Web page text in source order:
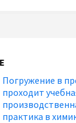
Погружение в
проходит
практика в